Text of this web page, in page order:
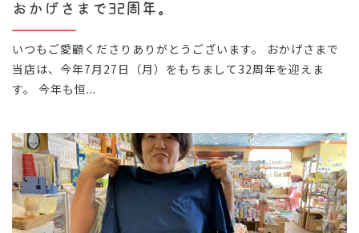
おかげさまで32周年。
いつもご愛顧くださりありがとうございます。 おかげさまで
当店は、今年7月27日（月）をもちまして32周年を迎えま
す。 今年も恒...